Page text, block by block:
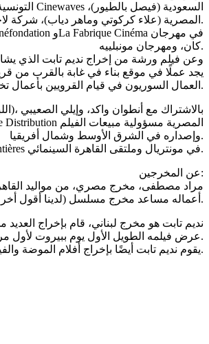
وشركة MAD Solutions المصرية (علاء كركوتي وماهر دياب)، شركة لاجوني للإنتاج السينمائي (شاهيناز العقاد)، ودولاك للإنتاج (ميشيل زانا) من فرنسا.
كان، ومهرجان مونبلييه.
وعن فيلم ورشة من إخراج نديم تابت الذي
يجد عملًا في موقع بناء في غابة بالقرب من
العمال السوريون في قيام القرويين بأعمال تخريبية، مما يؤدي إلى تفاقم التوتر.
وإصداره في الشرق الأوسط وشمال أفريقيا.
وقد نال المشروع دعمًا ماليًا من صندوق البحر الأحمر السينمائي، ومؤسسة الدوحة للأفلام، وصندوق الفيلم اللبناني. كما شارك أيضًا في سوق الإنتاج المشترك Frontières في مونتريال وملتقى القاهرة السينمائي.
عن المخرجين:
أعماله مساعد مخرج مسلسل (لدينا أقول أخرى) ويعتبر أول فيلم من إخراجه فيلم القصيرة حنة ورد عام 2019.
عرض فيلمه الطويل الأول يوم ببيروت لأول مرة في مهرجان روما السينمائي وهو حاليًا في مرحلة ما بعد الإنتاج لفيلمه الطويل الثاني، بالإضافة إلى مسلسل بعنوان فارايا.
يقوم نديم تابت أيضًا بإخراج أفلام الموضة والفيديوهات الموسيقية لعدة فرق موسيقية من أوروبا والعالم العربي، ويقيم مؤتمرات جامعية عن السينما.